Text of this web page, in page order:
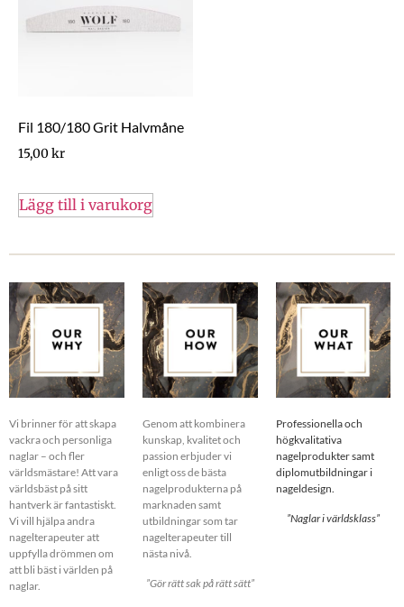
Fil 180/180 Grit Halvmåne
15,00kr
Lägg till i varukorg
Vi brinner för att skapa
vackra och personliga
naglar – och fler
världsmästare! Att vara
världsbäst på sitt
hantverk är fantastiskt.
Vi vill hjälpa andra
nagelterapeuter att
uppfylla drömmen om
att bli bäst i världen på
naglar.
Genom att kombinera
kunskap, kvalitet och
passion erbjuder vi
enligt oss de bästa
nagelprodukterna på
marknaden samt
utbildningar som tar
nagelterapeuter till
nästa nivå.
”Gör rätt sak på rätt sätt”
Professionella och
högkvalitativa
nagelprodukter samt
diplomutbildningar i
nageldesign.
”Naglar i världsklass”